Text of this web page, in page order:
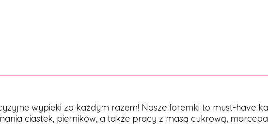
wypieki za każdym razem! Nasze foremki to must-have
ciastek, pierników, a także pracy z masą cukrową,